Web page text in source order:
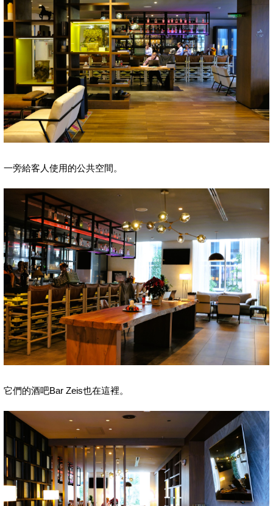
一旁給客人使用的公共空間。
它們的酒吧Bar Zeis也在這裡。